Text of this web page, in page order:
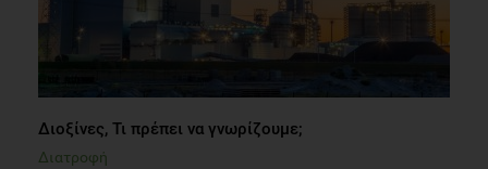
Διοξίνες, Τι πρέπει να γνωρίζουμε;
Διατροφή